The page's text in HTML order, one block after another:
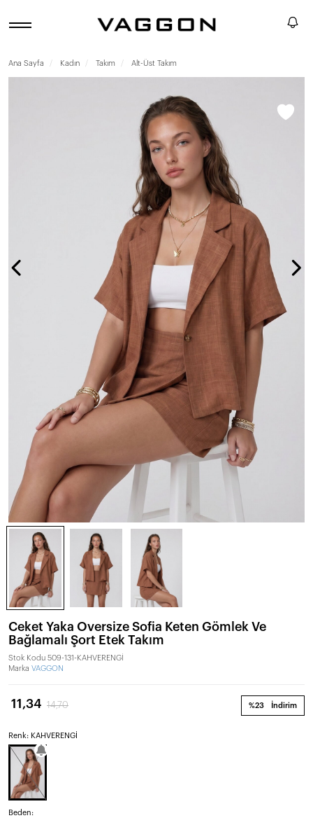
Ana Sayfa Kadın Takım Alt-Üst Takım
Ceket Yaka Oversize Sofia Keten Gömlek Ve
Bağlamalı Şort Etek Takım
Stok Kodu 509-131-KAHVERENGİ
Marka VAGGON
%23 İndirim
11,34 14,70
Renk: KAHVERENGİ
Beden: